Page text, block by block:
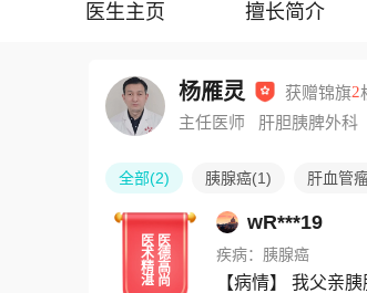
医生主页 擅长简介
杨雁灵 获赠锦旗2
主任医师
肝胆胰脾外科
全部(2) 胰腺癌(1) 肝血管
医
术
精
湛
医
德
高
尚
wR***19
疾病： 胰腺癌
【病情】 我父亲